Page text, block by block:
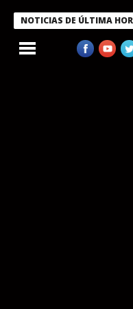
NOTICIAS DE ÚLTIMA
condecora a